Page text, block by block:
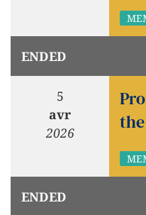
ENDED
5
avr
2026
ENDED